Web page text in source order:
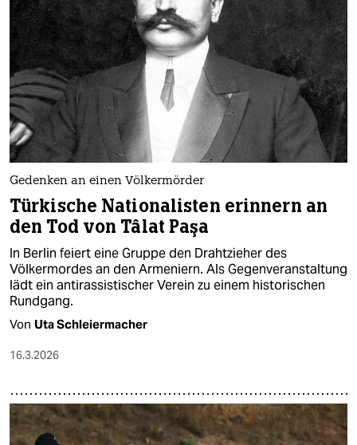
epaper login
Gedenken an einen Völkermörder
Türkische Nationalisten erinnern an
den Tod von Tâlat Paşa
In Berlin feiert eine Gruppe den Drahtzieher des
Völkermordes an den Armeniern. Als Gegenveranstaltung
lädt ein antirassistischer Verein zu einem historischen
Rundgang.
Von Uta Schleiermacher
16.3.2026